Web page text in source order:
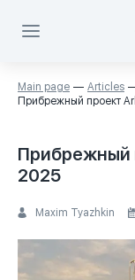
Main page
Articles
Прибрежный проект
Прибрежный
2025
Maxim Tyazhkin